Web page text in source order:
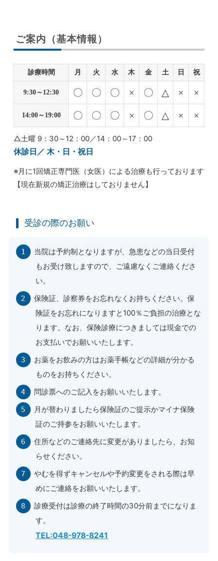
ご案内（基本情報）
診療時間 月 火 水 木 金 土 日 祝
9:30～12:30 〇 〇 〇 × 〇 △ × ×
14:00～19:00 〇 〇 〇 × 〇 △ × ×
△土曜 9：30～12：00／14：00～17：00
休診日／ 木・日・祝日
※月に1回矯正専門医（女医）による治療も行っております
【現在新規の矯正治療はしておりません】
受診の際のお願い
当院は予約制となりますが、急患などの当日受付
もお受け致しますので、ご遠慮なくご連絡くださ
い。
保険証、診察券をお忘れなくお持ちください。保
険証をお忘れになりますと100％ご負担の治療とな
ります。なお、保険診療につきましては現金での
お支払いでお願いいたします。
お薬をお飲みの方はお薬手帳などの詳細が分かる
ものをお持ちください。
問診票へのご記入をお願いいたします。
月が替わりましたら保険証のご提示かマイナ保険
証のご持参をお願いいたします。
住所などのご連絡先に変更がありましたら、お知
らせください。
やむを得ずキャンセルや予約変更をされる際は早
めにご連絡をお願いいたします。
診療受付は診療の終了時間の30分前までになりま
す。
TEL:048-978-8241